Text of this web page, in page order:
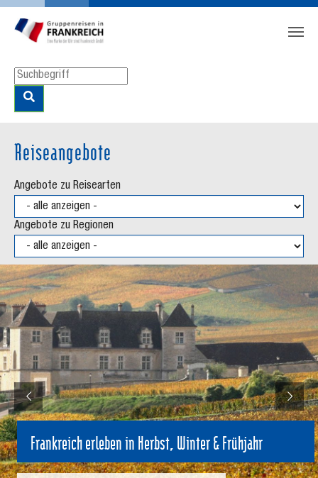
Zum Hauptinhalt springen
Skip to page footer
Reiseangebote
Angebote zu Reisearten
Angebote zu Regionen
Frankreich erleben in Herbst, Winter & Frühjahr